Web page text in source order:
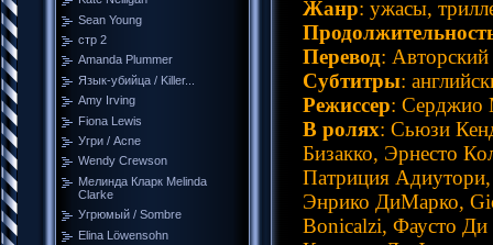
Sean Young
стр 2
Amanda Plummer
Язык-убийца / Killer...
Amy Irving
Fiona Lewis
Угри / Acne
Wendy Crewson
Мелинда Кларк Melinda
Clarke
Угрюмый / Sombre
Elina Löwensohn
Жанр: ужасы,
Перевод:
Субтитры:
Режиссер: Серджио
В ролях: Сьюзи
Бизакко, Эрнесто
Патриция
Энрико ДиМарко,
Bonicalzi, Фаусто Ди